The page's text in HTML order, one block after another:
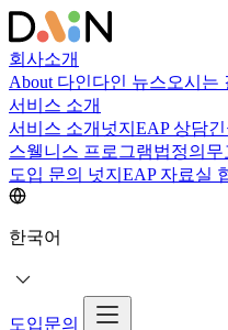
회사소개
About 다인다인 뉴스오시는
서비스 소개
서비스 소개 넛지EAP 상담
스웰니스 프로그램법정의무
도입 문의 넛지EAP 자료실
한국어
도입문의